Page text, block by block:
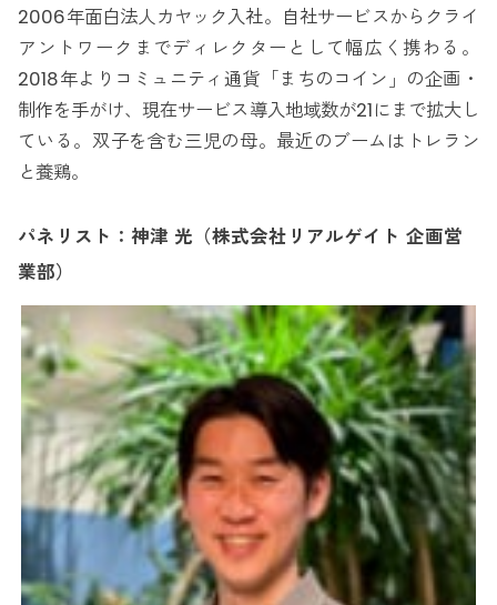
2006年面白法人カヤック入社。自社サービスからクライ
アントワークまでディレクターとして幅広く携わる。
2018年よりコミュニティ通貨「まちのコイン」の企画・
制作を手がけ、現在サービス導入地域数が21にまで拡大し
ている。双子を含む三児の母。最近のブームはトレラン
と養鶏。
パネリスト：神津 光（株式会社リアルゲイト 企画営
業部）